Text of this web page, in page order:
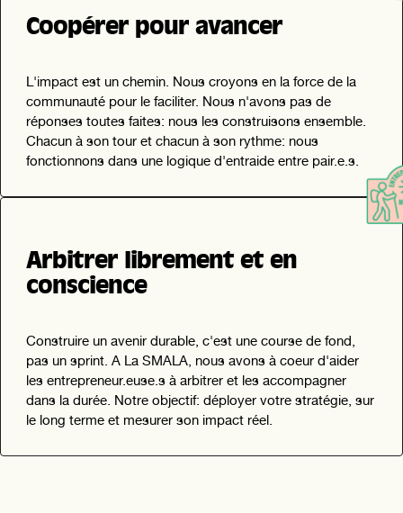
Coopérer pour avancer
L'impact est un chemin. Nous croyons en la force de la
communauté pour le faciliter. Nous n'avons pas de
réponses toutes faites: nous les construisons ensemble.
Chacun à son tour et chacun à son rythme: nous
fonctionnons dans une logique d'entraide entre pair.e.s.
Arbitrer librement et en
conscience
Construire un avenir durable, c'est une course de fond,
pas un sprint. A La SMALA, nous avons à coeur d'aider
les entrepreneur.euse.s à arbitrer et les accompagner
dans la durée. Notre objectif: déployer votre stratégie, sur
le long terme et mesurer son impact réel.